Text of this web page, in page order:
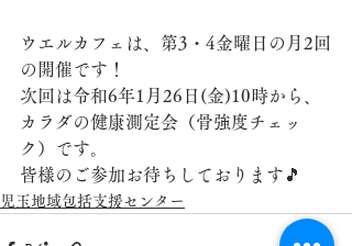
ウエルカフェは、第3・4金曜日の月2回
の開催です！
次回は令和6年1月26日(金)10時から、
カラダの健康測定会（骨強度チェッ
ク）です。
皆様のご参加お待ちしております🎵
児玉地域包括支援センター